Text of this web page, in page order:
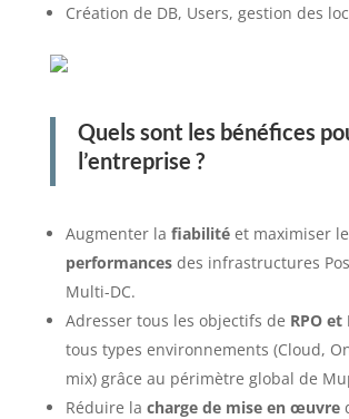
Création de DB, Users, gestion des
Quels sont les bénéfices
l’entreprise ?
Augmenter la fiabilitéet maximiser
performancesdes infrastructures
Multi-DC.
Adresser tous les objectifs de RPO et
tous types environnements (Cloud,
mix) grâce au périmètre global de
Réduire la charge de mise en œuvre